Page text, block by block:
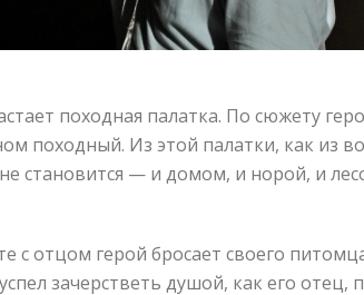
походная палатка. По сюжету
походный. Из этой палатки, как из
становится — и домом, и норой, и
с отцом герой бросает своего
зачерстветь душой, как его отец,